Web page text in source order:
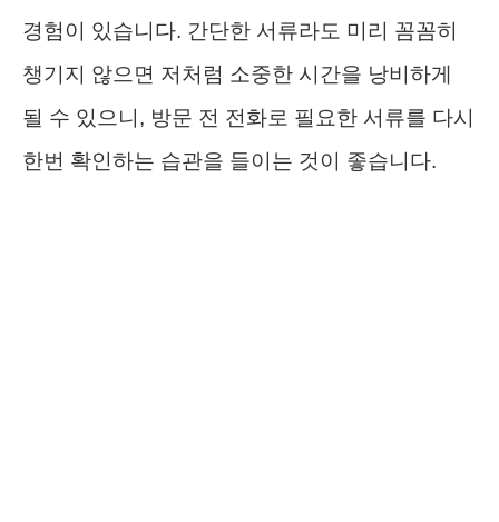
경험이 있습니다. 간단한 서류라도 미리 꼼꼼히
챙기지 않으면 저처럼 소중한 시간을 낭비하게
될 수 있으니, 방문 전 전화로 필요한 서류를 다시
한번 확인하는 습관을 들이는 것이 좋습니다.